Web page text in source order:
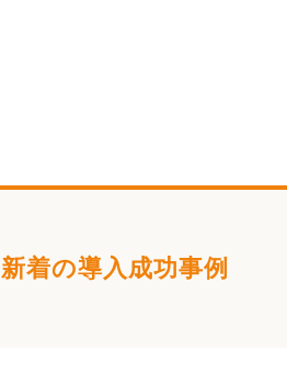
新着の導入成功事例